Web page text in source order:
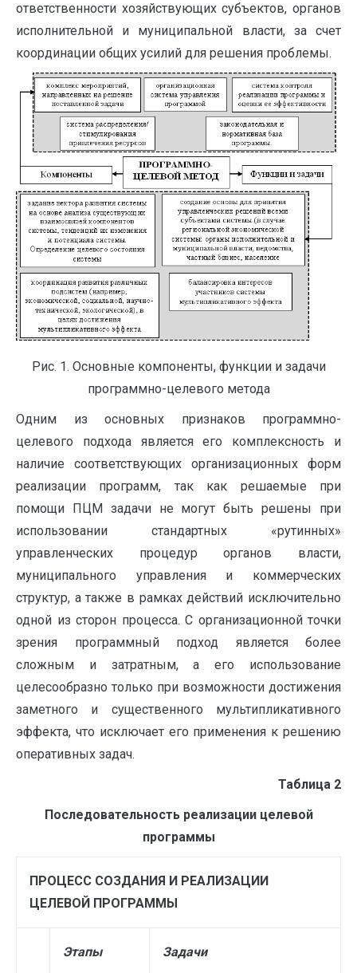
ответственности хозяйствующих субъектов, органов
исполнительной и муниципальной власти, за счет
координации общих усилий для решения проблемы.
Рис. 1. Основные компоненты, функции и задачи
программно-целевого метода
Одним из основных признаков программно-
целевого подхода является его комплексность и
наличие соответствующих организационных форм
реализации программ, так как решаемые при
помощи ПЦМ задачи не могут быть решены при
использовании стандартных «рутинных»
управленческих процедур органов власти,
муниципального управления и коммерческих
структур, а также в рамках действий исключительно
одной из сторон процесса. С организационной точки
зрения программный подход является более
сложным и затратным, а его использование
целесообразно только при возможности достижения
заметного и существенного мультипликативного
эффекта, что исключает его применения к решению
оперативных задач.
Таблица 2
Последовательность реализации целевой
программы
ПРОЦЕСС СОЗДАНИЯ И РЕАЛИЗАЦИИ
ЦЕЛЕВОЙ ПРОГРАММЫ
Этапы Задачи